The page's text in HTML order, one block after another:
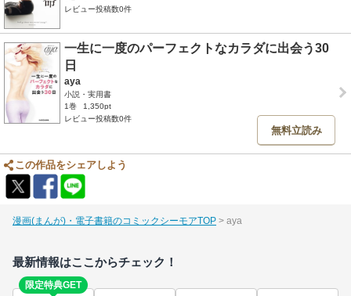
レビュー投稿数0件
一生に一度のパーフェクトなカラダに出会う30
日
aya
小説・実用書
1巻
1,350pt
レビュー投稿数0件
無料立読み
この作品をシェアしよう
漫画(まんが)・電子書籍のコミックシーモアTOP aya
最新情報はここからチェック！
限定特典GET